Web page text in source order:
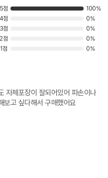
5점
100%
4점
0%
3점
0%
2점
0%
1점
0%
자체포장이 잘되어있어 파손이나
보고 싶다해서 구매했어요